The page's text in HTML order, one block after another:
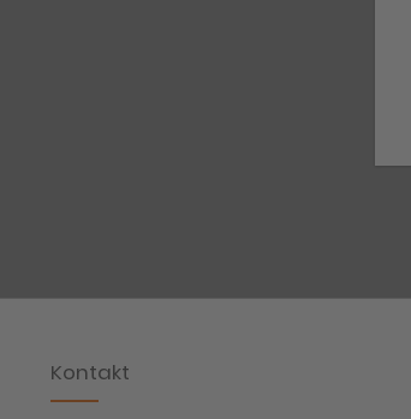
Kontakt